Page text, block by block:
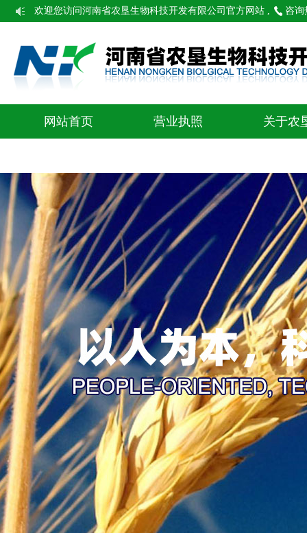
欢迎您访问河南省农垦生物科技开发有限公司官方网站 , 咨询
网站首页 营业执照 关于农